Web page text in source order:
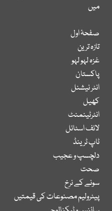
میں
صفحۂ اول
تازہ ترین
غزہ لہو لہو
پاکستان
انٹر نیشنل
کھیل
انٹرٹینمنٹ
لائف اسٹائل
ٹاپ ٹرینڈ
دلچسپ و عجیب
صحت
سونے کے نرخ
پیٹرولیم مصنوعات کی قیمتیں